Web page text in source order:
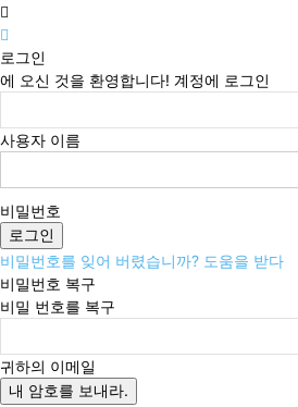
로그인
에 오신 것을 환영합니다! 계정에 로그인
사용자 이름
비밀번호
비밀번호를 잊어 버렸습니까? 도움을 받다
비밀번호 복구
비밀 번호를 복구
귀하의 이메일